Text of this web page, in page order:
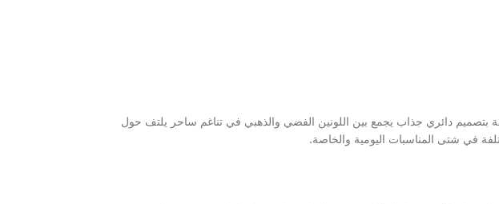
دائري جذاب يجمع بين اللونين الفضي والذهبي في تناغم ساحر يلتف حول
في شتى المناسبات اليومية والخاصة.